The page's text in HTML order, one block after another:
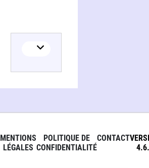
MENTIONS
LÉGALES
POLITIQUE DE
CONFIDENTIALITÉ
CONTACT